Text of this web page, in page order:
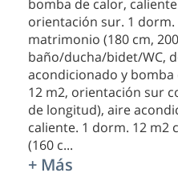
bomba de calor,
orientación sur. 1 dorm.
matrimonio (180 cm,
baño/ducha/bidet/WC,
acondicionado y
12 m2, orientación sur
de longitud), aire
caliente. 1 dorm. 12 m2
(160 c...
+ Más